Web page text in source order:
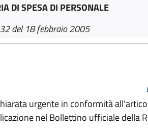
DI SPESA DI PERSONALE
32 del 18 febbraio 2005
urgente in conformità
nel Bollettino ufficiale della